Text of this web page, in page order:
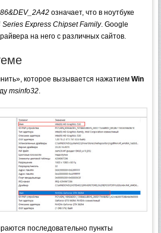
означает, что в ноутбуке
Series Express Chipset Family. Google
на него с различных сайтов.
которое вызывается нажатием Win
msinfo32
последовательно пункты